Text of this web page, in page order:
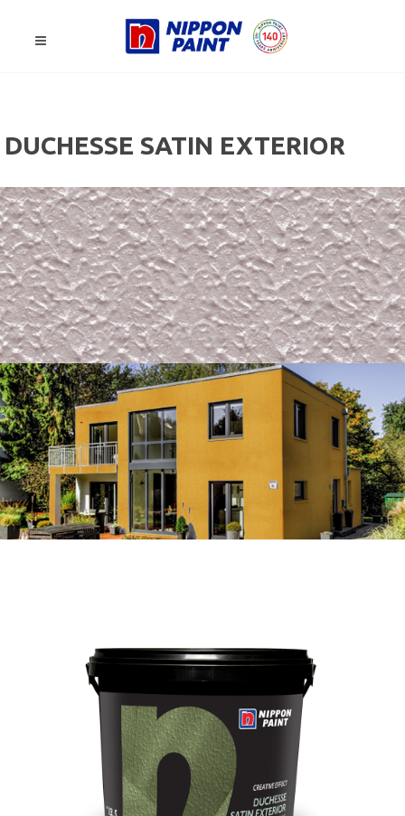
DUCHESSE SATIN EXTERIOR